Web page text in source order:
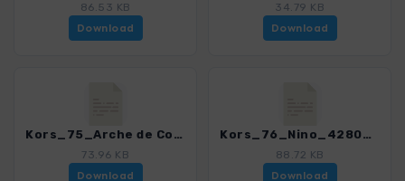
86.53 KB
Download
34.79 KB
Download
Kors_75_Arche de Corte_4280_18.gpx
73.96 KB
Download
Kors_76_Nino_4280_18.gpx
88.72 KB
Download